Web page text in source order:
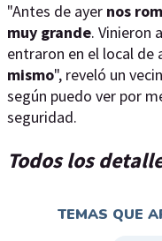
"Antes de ayer nos
muy grande. Vinieron
entraron en el local de
mismo", reveló un
según puedo ver por
seguridad.
Todos los
TEMAS QUE